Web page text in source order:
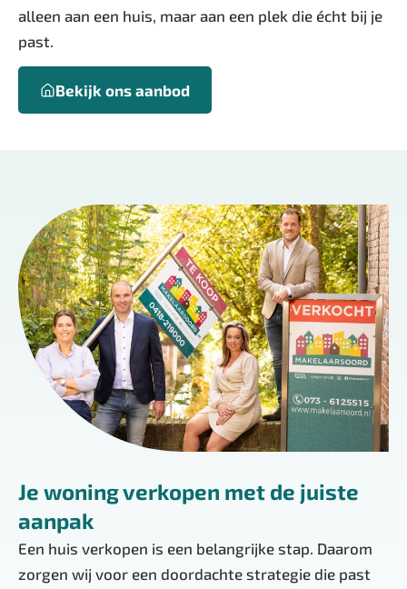
alleen aan een huis, maar aan een plek die écht bij je
past.
Bekijk ons aanbod
Je woning verkopen met de juiste
aanpak
Een huis verkopen is een belangrijke stap. Daarom
zorgen wij voor een doordachte strategie die past